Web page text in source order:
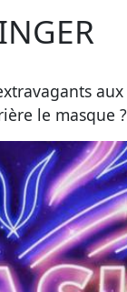
le masque ?